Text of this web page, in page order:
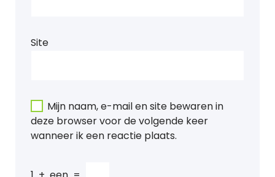
Site
Mijn naam, e-mail en site bewaren in
deze browser voor de volgende keer
wanneer ik een reactie plaats.